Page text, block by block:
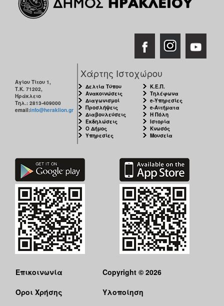
Αγίου Τίτου 1,
Τ.Κ. 71202,
Ηράκλειο
Τηλ.: 2813-409000
email:info@heraklion.gr
Χάρτης Ιστοχώρου
Δελτία Τύπου
Ανακοινώσεις
Διαγωνισμοί
Προσλήψεις
Διαβουλεύσεις
Εκδηλώσεις
Ο Δήμος
Υπηρεσίες
Κ.Ε.Π.
Τηλέφωνα
e-Υπηρεσίες
e-Αιτήματα
Η Πόλη
Ιστορία
Κνωσός
Μουσεία
Επικοινωνία
Όροι Χρήσης
Copyright © 2026
Υλοποίηση